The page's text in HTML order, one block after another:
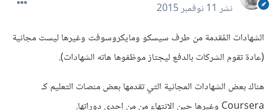
نشر11 نوفمبر 2015
الشهادات المُقدمة من طرف سيسكو ومايكروسوفت وغيرها ليست مجانية
(عادة تقوم الشركات بالدفع ليجتاز موظفوها هاته الشهادات).
هناك بعض الشهادات المجانية التي تقدمها بعض منصات التعليم كـ